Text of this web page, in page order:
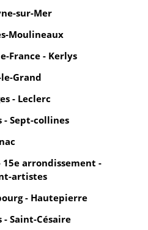
sur-Mer
Moulineaux
France - Kerlys
Grand
- Leclerc
- Sept-collines
15e arrondissement -
artistes
- Hautepierre
- Saint-Césaire